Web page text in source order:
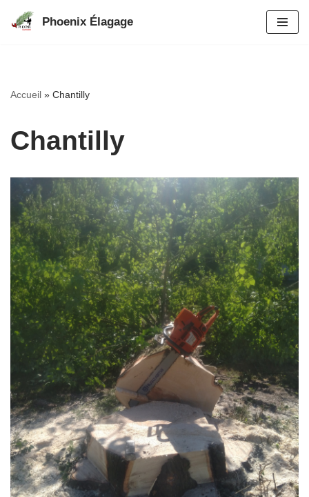
Phoenix Élagage
Accueil » Chantilly
Chantilly